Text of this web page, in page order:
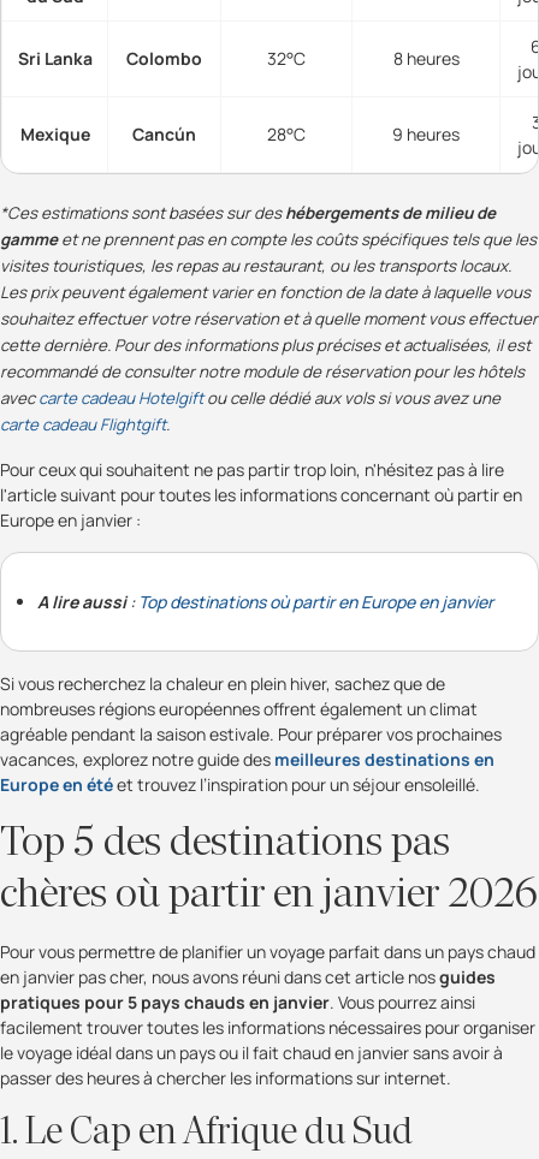
Sri Lanka Colombo 32°C 8 heures
Mexique Cancún 28°C 9 heures
*Ces estimations sont basées sur deshébergements de milieu de
gammeet ne prennent pas en compte les coûts spécifiques tels que les
visites touristiques, les repas au restaurant, ou les transports locaux.
Les prix peuvent également varier en fonction de la date à laquelle vous
souhaitez effectuer votre réservation et à quelle moment vous effectuer
cette dernière. Pour des informations plus précises et actualisées, il est
recommandé de consulter notre module de réservation pour les hôtels
aveccarte cadeau Hotelgiftou celle dédié aux vols si vous avez une
carte cadeau Flightgift.
Pour ceux qui souhaitent ne pas partir trop loin, n'hésitez pas à lire
l'article suivant pour toutes les informations concernant où partir en
Europe en janvier :
A lire aussi: Top destinations où partir en Europe en janvier
Si vous recherchez la chaleur en plein hiver, sachez que de
nombreuses régions européennes offrent également un climat
agréable pendant la saison estivale. Pour préparer vos prochaines
vacances, explorez notre guide des meilleures destinations en
Europe en étéet trouvez l’inspiration pour un séjour ensoleillé.
Top 5 des destinations pas
chères où partir en janvier 2026
Pour vous permettre de planifier un voyage parfait dans un pays chaud
en janvier pas cher, nous avons réuni dans cet article nosguides
pratiques pour 5 pays chauds en janvier. Vous pourrez ainsi
facilement trouver toutes les informations nécessaires pour organiser
le voyage idéal dans un pays ou il fait chaud en janvier sans avoir à
passer des heures à chercher les informations sur internet.
1. Le Cap en Afrique du Sud